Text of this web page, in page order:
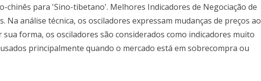
chinês para 'Sino-tibetano'. Melhores Indicadores de Negociação de
Na análise técnica, os osciladores expressam mudanças de preços ao
forma, os osciladores são considerados como indicadores muito
principalmente quando o mercado está em sobrecompra ou